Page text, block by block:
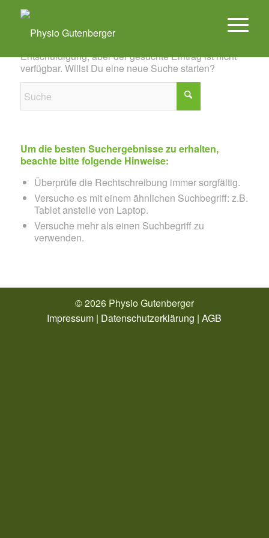
Entschuldigung, aber der gesuchte Eintrag ist nicht
verfügbar. Willst Du eine neue Suche starten?
Um die besten Suchergebnisse zu erhalten,
beachte bitte folgende Hinweise:
Überprüfe die Rechtschreibung immer sorgfältig.
Versuche es mit einem ähnlichen Suchbegriff: z.B.
Tablet anstelle von Laptop.
Versuche mehr als einen Suchbegriff zu
verwenden.
© 2026 Physio Gutenberger
Impressum | Datenschutzerklärung |AGB